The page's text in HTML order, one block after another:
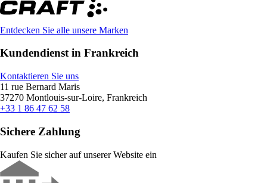
Entdecken Sie alle unsere Marken
Kundendienst in Frankreich
Kontaktieren Sie uns
11 rue Bernard Maris
37270 Montlouis-sur-Loire, Frankreich
+33 1 86 47 62 58
Sichere Zahlung
Kaufen Sie sicher auf unserer Website ein